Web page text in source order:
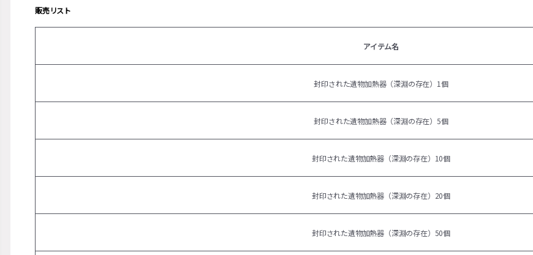
販売リスト
アイテム名
封印された遺物加熱器（深淵の存在）1個
封印された遺物加熱器（深淵の存在）5個
封印された遺物加熱器（深淵の存在）10個
封印された遺物加熱器（深淵の存在）20個
封印された遺物加熱器（深淵の存在）50個